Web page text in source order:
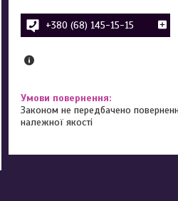
+380 (68) 145-15-15
Законом не передбачено
належної якості